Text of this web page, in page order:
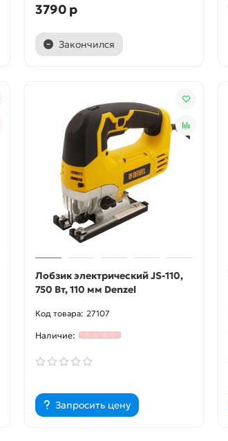
3790 р
Закончился
Лобзик электрический JS-110,
750 Вт, 110 мм Denzel
27107
Запросить цену